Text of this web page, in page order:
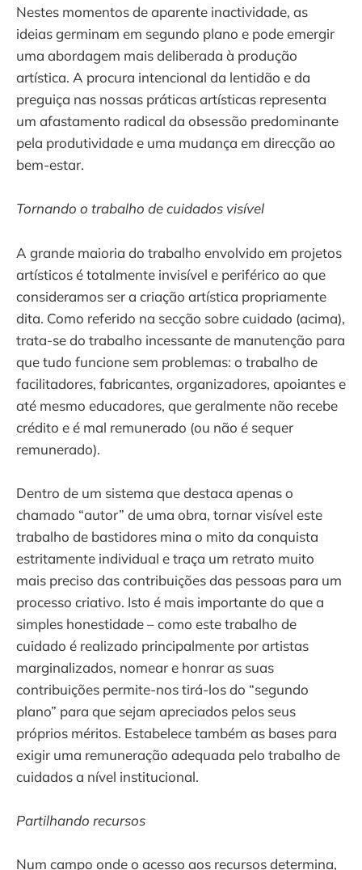
Nestes momentos de aparente inactividade, as
ideias germinam em segundo plano e pode emergir
uma abordagem mais deliberada à produção
artística. A procura intencional da lentidão e da
preguiça nas nossas práticas artísticas representa
um afastamento radical da obsessão predominante
pela produtividade e uma mudança em direcção ao
bem-estar.
Tornando o trabalho de cuidados visível
A grande maioria do trabalho envolvido em projetos
artísticos é totalmente invisível e periférico ao que
consideramos ser a criação artística propriamente
dita. Como referido na secção sobre cuidado (acima),
trata-se do trabalho incessante de manutenção para
que tudo funcione sem problemas: o trabalho de
facilitadores, fabricantes, organizadores, apoiantes e
até mesmo educadores, que geralmente não recebe
crédito e é mal remunerado (ou não é sequer
remunerado).
Dentro de um sistema que destaca apenas o
chamado “autor” de uma obra, tornar visível este
trabalho de bastidores mina o mito da conquista
estritamente individual e traça um retrato muito
mais preciso das contribuições das pessoas para um
processo criativo. Isto é mais importante do que a
simples honestidade – como este trabalho de
cuidado é realizado principalmente por artistas
marginalizados, nomear e honrar as suas
contribuições permite-nos tirá-los do “segundo
plano” para que sejam apreciados pelos seus
próprios méritos. Estabelece também as bases para
exigir uma remuneração adequada pelo trabalho de
cuidados a nível institucional.
Partilhando recursos
Num campo onde o acesso aos recursos determina,